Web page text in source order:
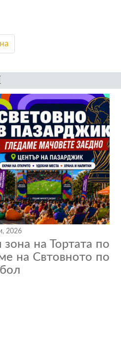
2026
на Тортата по
на Свтовното по